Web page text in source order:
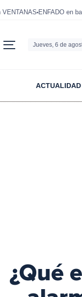
VENTANAS ENFADO en
Jueves, 6 de
ACTUALIDAD
¿Qué